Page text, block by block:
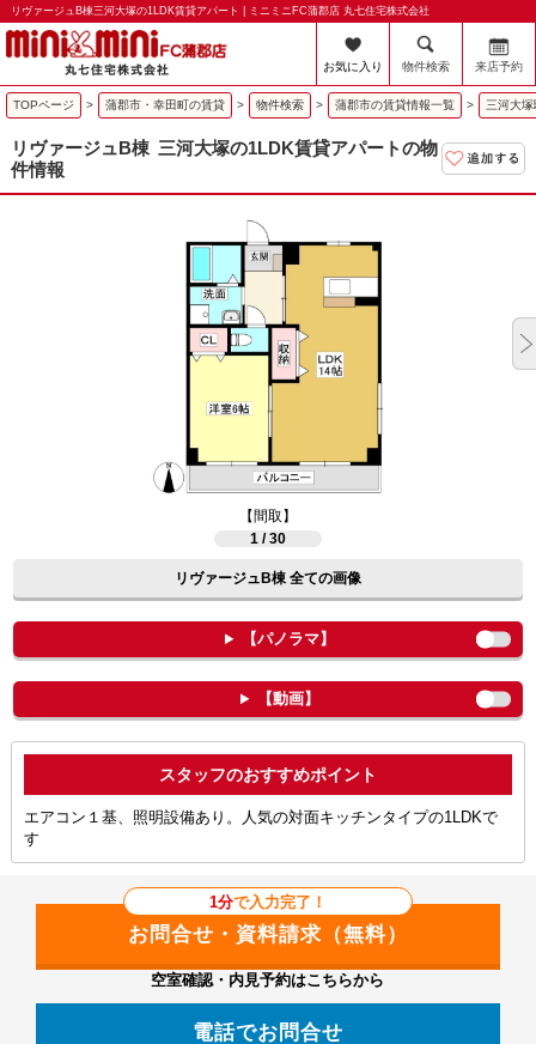
リヴァージュB棟三河大塚の1LDK賃貸アパート | ミニミニFC蒲郡店 丸七住宅株式会社
お気に入り 物件検索 来店予約
TOPページ > 蒲郡市・幸田町の賃貸 > 物件検索 > 蒲郡市の賃貸情報一覧 > 三河大
リヴァージュB棟 三河大塚の1LDK賃貸アパートの物
件情報
【間取】
1 / 30
リヴァージュB棟 全ての画像
【パノラマ】
【動画】
ポイント
エアコン１基、照明設備あり。人気の対面キッチンタイプの1LDKで
す
1分で入力完了！
空室確認・内見予約はこちらから
電話でお問合せ